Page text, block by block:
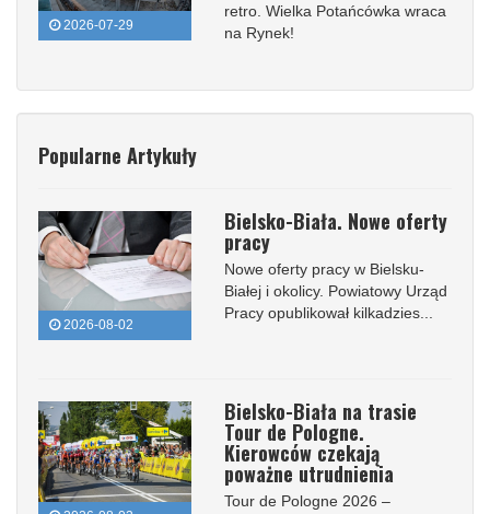
2026-07-29
retro. Wielka Potańcówka wraca
na Rynek!
Popularne Artykuły
2026-08-02
Bielsko-Biała. Nowe oferty
pracy
Nowe oferty pracy w Bielsku-
Białej i okolicy. Powiatowy Urząd
Pracy opublikował kilkadzies...
Bielsko-Biała na trasie
Tour de Pologne.
Kierowców czekają
poważne utrudnienia
Tour de Pologne 2026 –